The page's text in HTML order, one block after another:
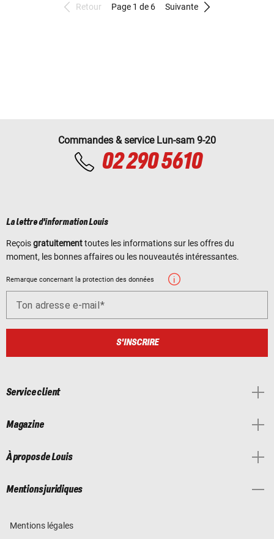
Retour Page 1 de 6 Suivante
Commandes & service Lun-sam 9-20
02 290 5610
La lettre d'information Louis
Reçoisgratuitementtoutes les informations sur les offres du
moment, les bonnes affaires ou les nouveautés intéressantes.
Remarque concernant la protection des données
Ton adresse e-mail
S'INSCRIRE
Service client
Magazine
À propos de Louis
Mentions juridiques
Mentions légales